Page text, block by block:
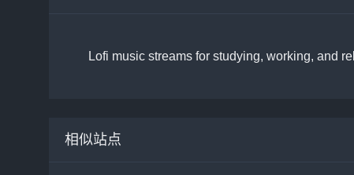
Lofi music streams for studying, working, and
相似站点